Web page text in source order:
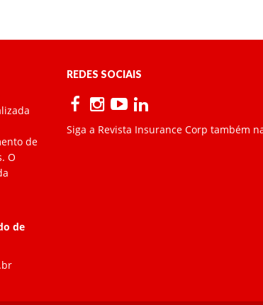
de
O
de
REDES SOCIAIS
Siga a Revista Insurance Corp também